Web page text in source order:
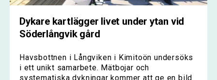
Dykare kartlägger livet under ytan vid
Söderlångvik gård
Havsbottnen i Långviken i Kimitoön undersöks
i ett unikt samarbete. Mätbojar och
systematiska dykningar kommer att ge en bild